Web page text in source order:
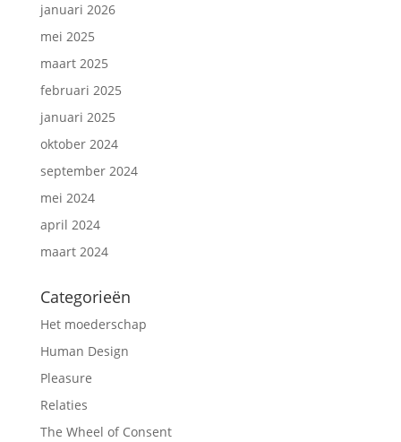
januari 2026
mei 2025
maart 2025
februari 2025
januari 2025
oktober 2024
september 2024
mei 2024
april 2024
maart 2024
Categorieën
Het moederschap
Human Design
Pleasure
Relaties
The Wheel of Consent